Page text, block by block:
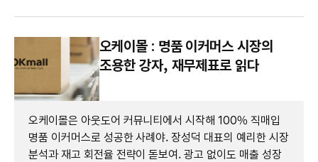
오케이몰 : 명품 이커머스 시장의
조용한 강자, 재무제표로 읽다
오케이몰은 아웃도어 커뮤니티에서 시작해 100% 직매입
명품 이커머스로 성공한 사례야. 장성덕 대표의 예리한 시장
분석과 재고 회전율 전략이 돋보여. 광고 없이도 매출 성장